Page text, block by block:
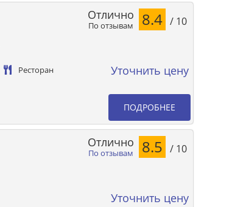
Ресторан
По отзывам
Отлично 8.4 / 10
Уточнить цену
ПОДРОБНЕЕ
По отзывам
Отлично 8.5 / 10
Уточнить цену